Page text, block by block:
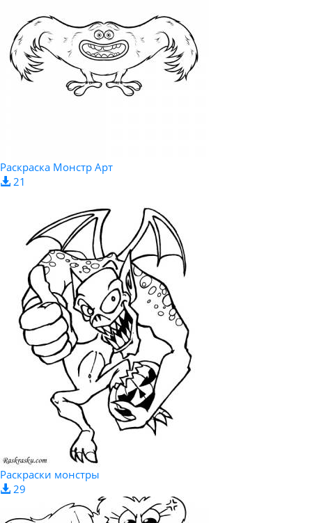
Раскраска Монстр Арт
21
Раскраски монстры
29